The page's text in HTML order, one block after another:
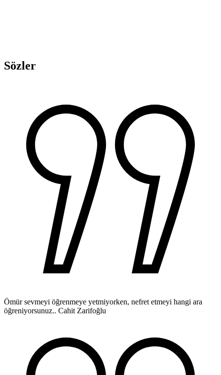
Sözler
Ömür sevmeyi öğrenmeye yetmiyorken, nefret etmeyi hangi ara
öğreniyorsunuz.. Cahit Zarifoğlu